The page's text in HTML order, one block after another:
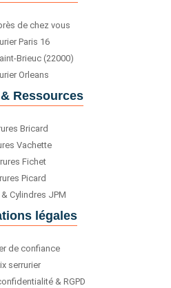
de chez vous
Paris 16
Brieuc (22000)
Orleans
Ressources
Bricard
Vachette
Fichet
Picard
& Cylindres JPM
légales
de confiance
serrurier
& RGPD